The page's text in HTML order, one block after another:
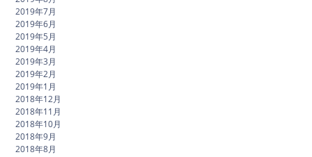
2019年7月
2019年6月
2019年5月
2019年4月
2019年3月
2019年2月
2019年1月
2018年12月
2018年11月
2018年10月
2018年9月
2018年8月